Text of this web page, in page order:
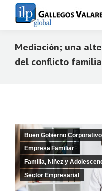
Mediación; una
del conflicto
Buen Gobierno Corporativo
Empresa Familiar
Familia, Niñez y
Sector Empresarial